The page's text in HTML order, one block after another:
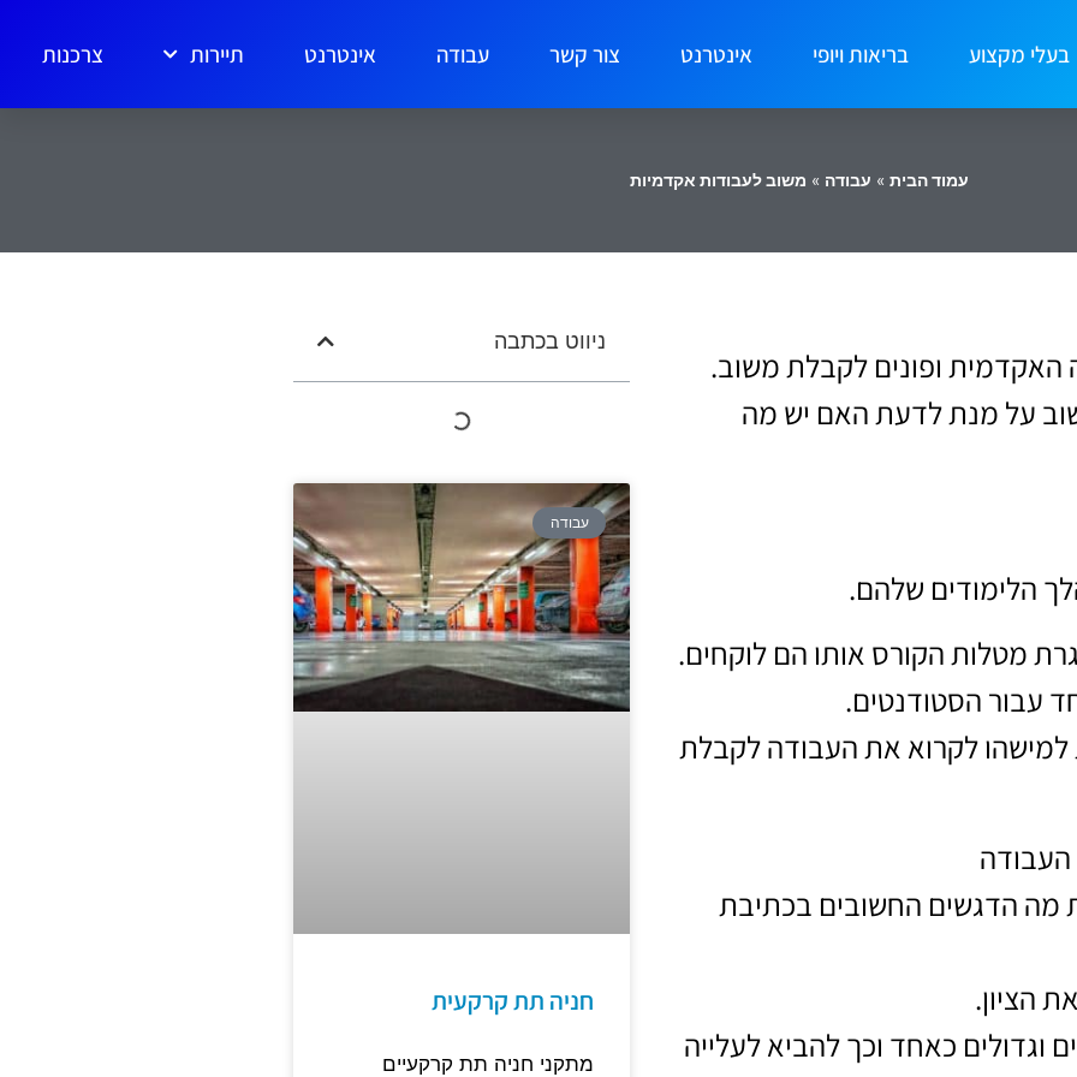
בעלי מקצוע בריאות ויופי אינטרנט צור קשר עבודה אינטרנט תיירות צרכנות
עמוד הבית » עבודה » משוב לעבודות אקדמיות
האקדמית ופונים לקבלת משוב.
על מנת לדעת האם יש מה
הלימודים שלהם.
מטלות הקורס אותו הם לוקחים.
עבור הסטודנטים.
למישהו לקרוא את העבודה לקבלת
העבודה
מה הדגשים החשובים בכתיבת
הציון.
וגדולים כאחד וכך להביא לעלייה
ניווט בכתבה
עבודה
חניה תת קרקעית
מתקני חניה תת קרקעיים